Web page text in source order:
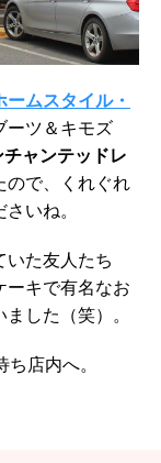
ムスタイル・
ーツ＆キモズ
ャンテッドレ
ので、くれぐれ
いね。
いた友人たち
ーキで有名なお
した（笑）。
店内へ。